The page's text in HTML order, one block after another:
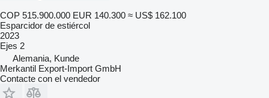
COP 515.900.000 EUR 140.300 ≈ US$ 162.100
Esparcidor de estiércol
2023
Ejes 2
Alemania, Kunde
Merkantil Export-Import GmbH
Contacte con el vendedor